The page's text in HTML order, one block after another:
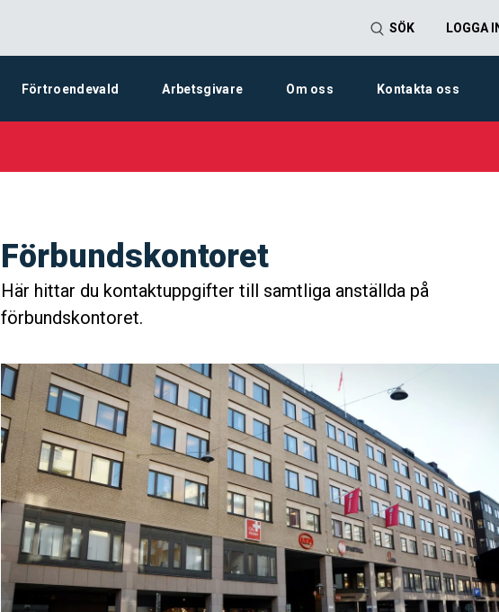
SÖK LOGGA
Förtroendevald Arbetsgivare Om oss Kontakta oss
Förbundskontoret
Här hittar du kontaktuppgifter till samtliga anställda på
förbundskontoret.